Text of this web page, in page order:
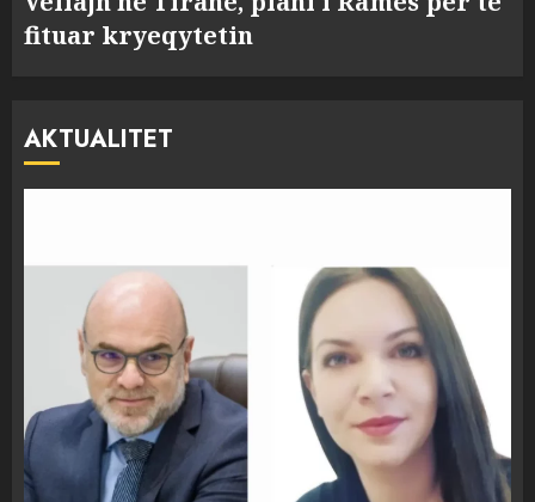
fituar kryeqytetin
AKTUALITET